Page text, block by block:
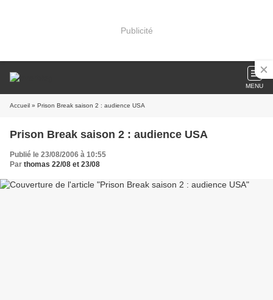
Publicité
MENU
Accueil » Prison Break saison 2 : audience USA
Prison Break saison 2 : audience USA
Publié le 23/08/2006 à 10:55
Par thomas 22/08 et 23/08